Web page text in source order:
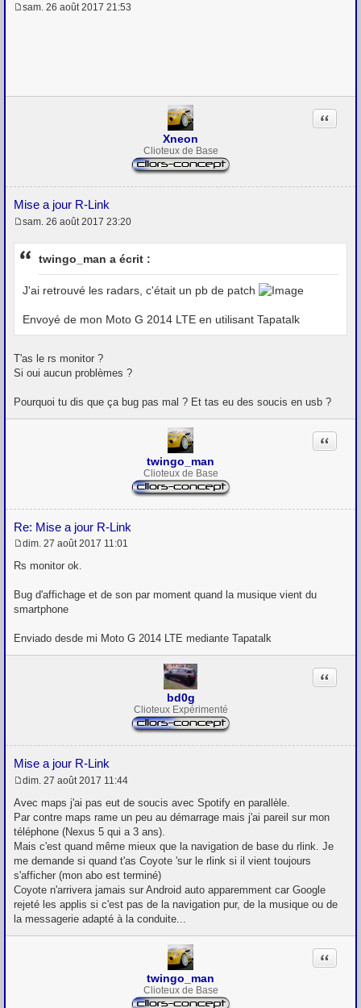
sam. 26 août 2017 21:53
Xneon
Clioteux de Base
Mise a jour R-Link
Citation
e
s
g
e
sam. 26 août 2017 23:20
twingo_man a écrit :
J'ai retrouvé les radars, c'était un pb de patch
Envoyé de mon Moto G 2014 LTE en utilisant Tapatalk
T'as le rs monitor ?
Si oui aucun problèmes ?
Pourquoi tu dis que ça bug pas mal ? Et tas eu des soucis en usb ?
twingo_man
Clioteux de Base
Re: Mise a jour R-Link
Citation
e
a
g
dim. 27 août 2017 11:01
Rs monitor ok.
Bug d'affichage et de son par moment quand la musique vient du
smartphone
Enviado desde mi Moto G 2014 LTE mediante Tapatalk
bd0g
Clioteux Expérimenté
Mise a jour R-Link
Citation
e
s
a
g
e
dim. 27 août 2017 11:44
Avec maps j'ai pas eut de soucis avec Spotify en parallèle.
Par contre maps rame un peu au démarrage mais j'ai pareil sur mon
téléphone (Nexus 5 qui a 3 ans).
Mais c'est quand même mieux que la navigation de base du rlink. Je
me demande si quand t'as Coyote 'sur le rlink si il vient toujours
s'afficher (mon abo est terminé)
Coyote n'arrivera jamais sur Android auto apparemment car Google
rejeté les applis si c'est pas de la navigation pur, de la musique ou de
la messagerie adapté à la conduite...
twingo_man
Clioteux de Base
Citation